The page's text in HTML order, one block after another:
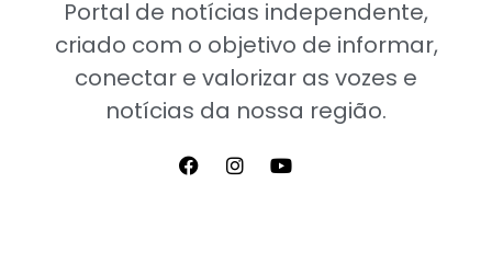
Portal de notícias independente,
criado com o objetivo de informar,
conectar e valorizar as vozes e
notícias da nossa região.